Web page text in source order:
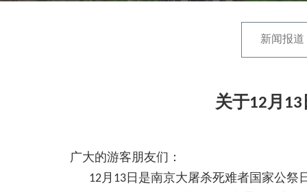
新闻报道
关于12月
广大的游客朋友们：
12月13日是南京大屠杀死难者国家公祭